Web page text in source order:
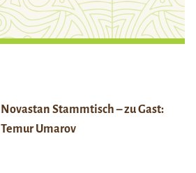
Novastan Stammtisch – zu Gast:
Temur Umarov